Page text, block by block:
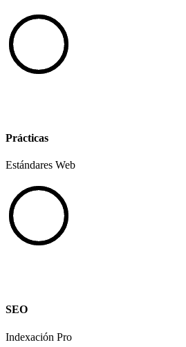
Prácticas
Estándares Web
SEO
Indexación Pro